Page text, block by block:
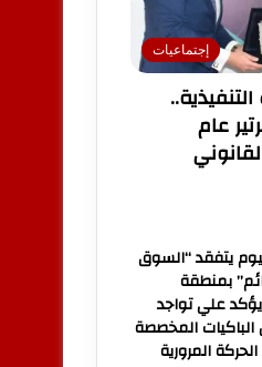
إجتماعيات
عام
يتفقد “السوق
بمنطقة
علي تواجد
الباكيات المخصصة
المرورية